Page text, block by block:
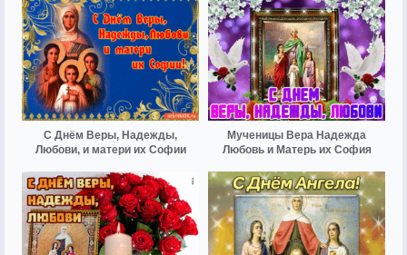
С Днём Веры, Надежды,
Любови, и матери их Софии
Мученицы Вера Надежда
Любовь и Матерь их София